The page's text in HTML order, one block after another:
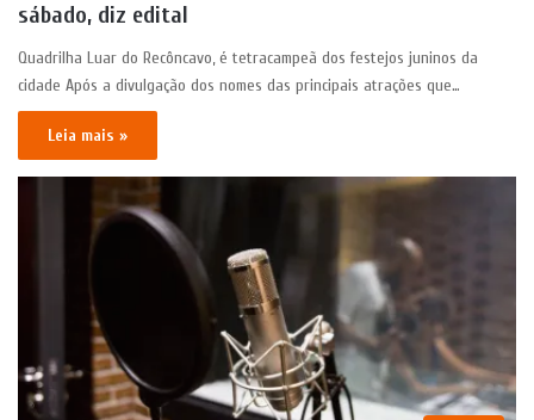
sábado, diz edital
Quadrilha Luar do Recôncavo, é tetracampeã dos festejos juninos da
cidade Após a divulgação dos nomes das principais atrações que…
Leia mais »